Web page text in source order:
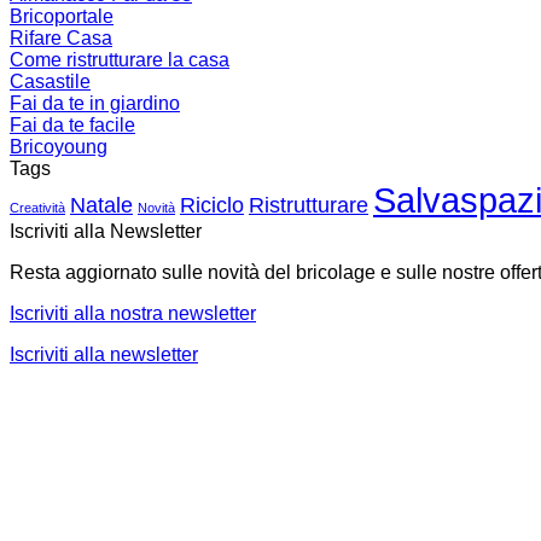
Bricoportale
Rifare Casa
Come ristrutturare la casa
Casastile
Fai da te in giardino
Fai da te facile
Bricoyoung
Tags
Creatività Natale Novità Riciclo Ristrutturare
Iscriviti alla Newsletter
Resta aggiornato sulle novità del bricolage e sulle nostre
Iscriviti alla nostra newsletter
Iscriviti alla newsletter